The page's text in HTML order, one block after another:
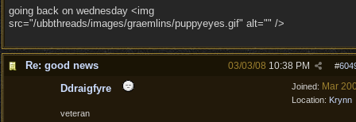
going back on wednesday <img
src="/ubbthreads/images/graemlins/puppyeyes.gif" alt="" />
Re: good news #
03/03/08 10:38 PM
Joined: Mar
Location: Krynn
Ddraigfyre
veteran